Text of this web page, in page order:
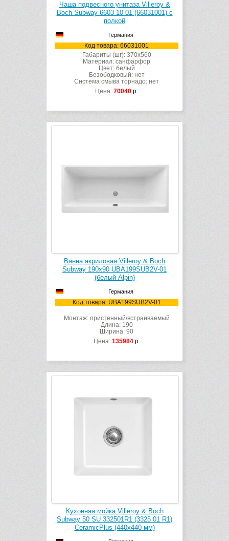
Чаша подвесного унитаза Villeroy &
Boch Subway 6603 10 01 (66031001) с
полкой
Германия
Код товара: 66031001
Габариты (шг): 370x560
Материал: санфарфор
Цвет: белый
Безободковый: нет
Система смыва торнадо: нет
Цена: 70040 р.
Ванна акриловая Villeroy & Boch
Subway 190х90 UBA199SUB2V-01
(белый Alpin)
Германия
Код товара: UBA199SUB2V-01
Монтаж: пристенный/встраиваемый
Длина: 190
Ширина: 90
Цена: 135984р.
Кухонная мойка Villeroy & Boch
Subway 50 SU 332501R1 (3325 01 R1)
CeramicPlus (440х440 мм)